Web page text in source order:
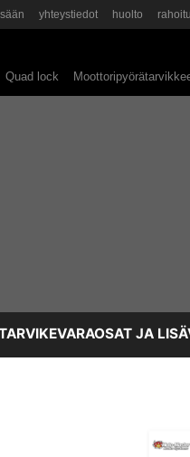
yhteystiedot huolto
Quad lock
JA